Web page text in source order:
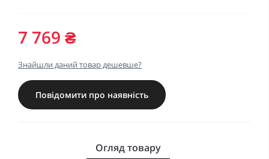
7 769 ₴
Знайшли даний товар дешевше?
Повідомити про наявність
Огляд товару